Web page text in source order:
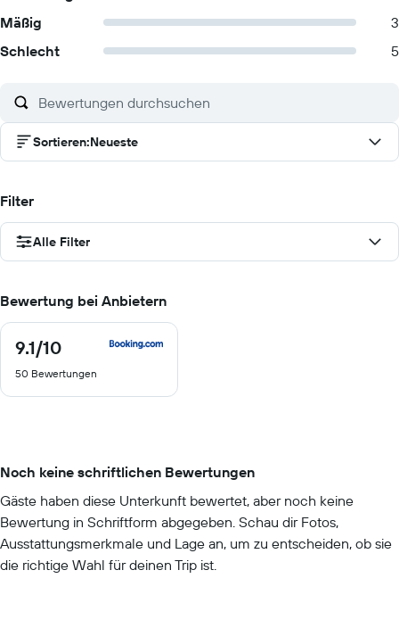
Mäßig
3
Schlecht
5
Sortieren:Neueste
Filter
Alle Filter
Bewertung bei Anbietern
9.1/10
9.1
10
50 Bewertungen
Noch keine schriftlichen Bewertungen
Gäste haben diese Unterkunft bewertet, aber noch keine
Bewertung in Schriftform abgegeben. Schau dir Fotos,
Ausstattungsmerkmale und Lage an, um zu entscheiden, ob sie
die richtige Wahl für deinen Trip ist.